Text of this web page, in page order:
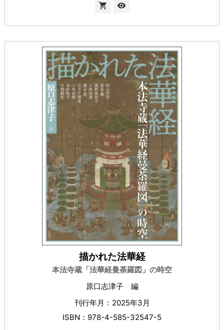
 visibility
描かれた法華経
本法寺蔵「法華経曼荼羅図」の時空
原口志津子 編
刊行年月：2025年3月
ISBN：978-4-585-32547-5